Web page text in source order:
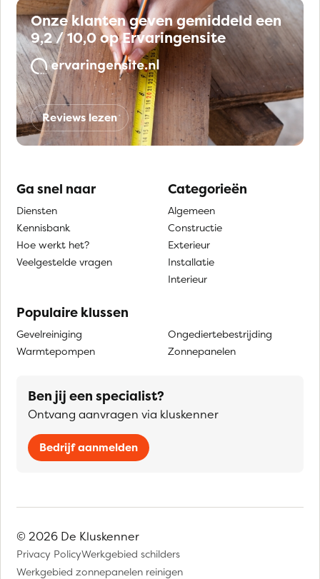
Onze klanten geven gemiddeld een
9,2 / 10,0 op Ervaringensite
Reviews lezen
Ga snel naar
Diensten
Kennisbank
Hoe werkt het?
Veelgestelde vragen
Categorieën
Algemeen
Constructie
Exterieur
Installatie
Interieur
Populaire klussen
Gevelreiniging
Warmtepompen
Ongediertebestrijding
Zonnepanelen
Ben jij een specialist?
Ontvang aanvragen via kluskenner
Bedrijf aanmelden
© 2026 De Kluskenner
Privacy PolicyWerkgebied schilders
Werkgebied zonnepanelen reinigen